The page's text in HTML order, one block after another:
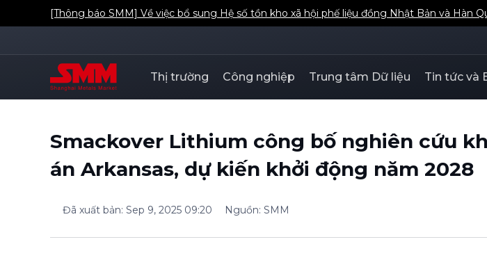
[Thông báo SMM] Về việc bổ sung Hệ số tồn kho xã hội phế liệu đồng Nhật Bản và Hàn
Thị trường Công nghiệp Trung tâm Dữ liệu Tin tức và
Smackover Lithium công bố nghiên cứu
án Arkansas, dự kiến khởi động năm 2028
Đã xuất bản: Sep 9, 2025 09:20 Nguồn: SMM